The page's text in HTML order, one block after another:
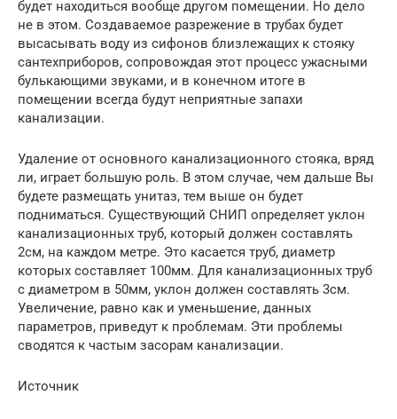
будет находиться вообще другом помещении. Но дело
не в этом. Создаваемое разрежение в трубах будет
высасывать воду из сифонов близлежащих к стояку
сантехприборов, сопровождая этот процесс ужасными
булькающими звуками, и в конечном итоге в
помещении всегда будут неприятные запахи
канализации.
Удаление от основного канализационного стояка, вряд
ли, играет большую роль. В этом случае, чем дальше Вы
будете размещать унитаз, тем выше он будет
подниматься. Существующий СНИП определяет уклон
канализационных труб, который должен составлять
2см, на каждом метре. Это касается труб, диаметр
которых составляет 100мм. Для канализационных труб
с диаметром в 50мм, уклон должен составлять 3см.
Увеличение, равно как и уменьшение, данных
параметров, приведут к проблемам. Эти проблемы
сводятся к частым засорам канализации.
Источник